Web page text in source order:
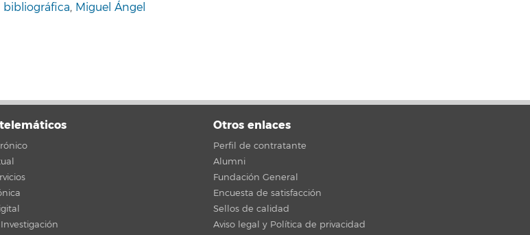
bibliográfica, Miguel Ángel
Otros enlaces
Perfil de contratante
Alumni
Fundación General
Encuesta de satisfacción
Sellos de calidad
Aviso legal y Política de privacidad